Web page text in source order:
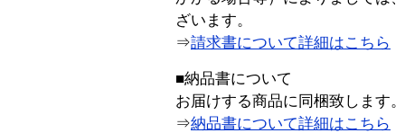
ざいます。
⇒請求書について詳細はこちら
■納品書について
お届けする商品に同梱致します。
⇒納品書について詳細はこちら